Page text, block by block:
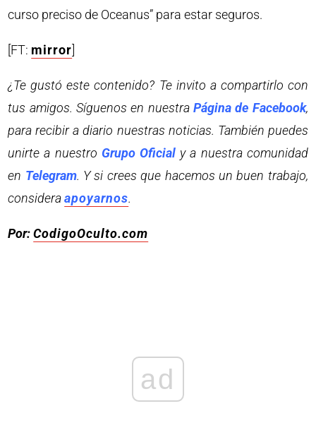
curso preciso de Oceanus” para estar seguros.
[FT: mirror
¿Te gustó este contenido? Te invito a compartirlo con
tus amigos. Síguenos en nuestraPágina de Facebook,
para recibir a diario nuestras noticias. También puedes
unirte a nuestro Grupo Oficial y a nuestra comunidad
en Telegram. Y si crees que hacemos un buen trabajo,
consideraapoyarnos.
Por:CodigoOculto.com
ad